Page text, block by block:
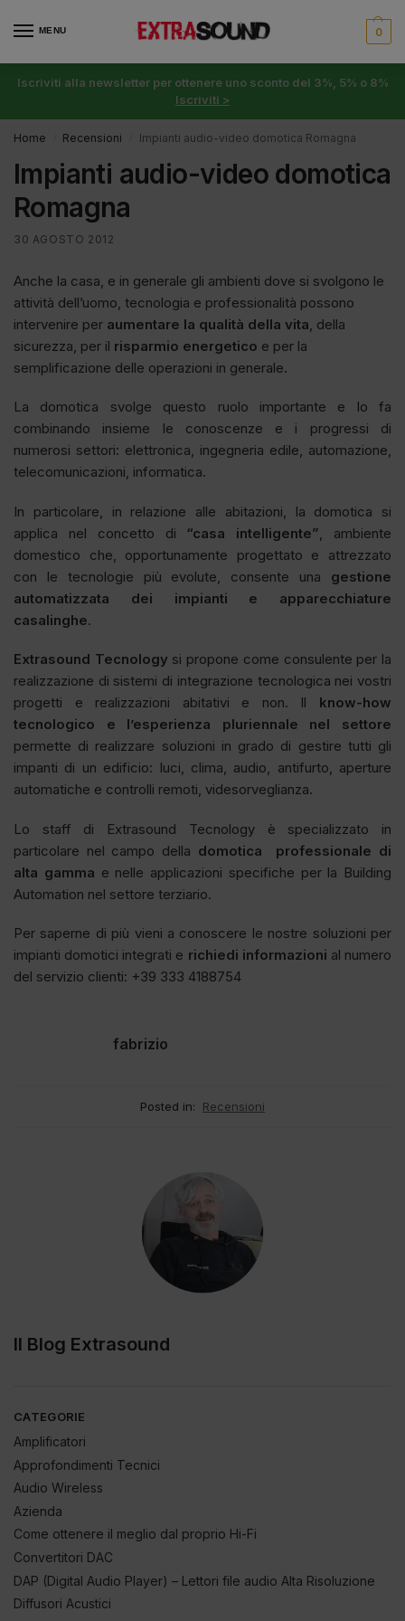
MENU 0
Iscriviti alla newsletter per ottenere uno sconto del 3%, 5% o 8%
Iscriviti >
Home Recensioni Impianti audio-video domotica Romagna
Impianti audio-video domotica
Romagna
30 AGOSTO 2012
Anche la casa, e in generale gli ambienti dove si svolgono le
attività dell’uomo, tecnologia e professionalità possono
intervenire per aumentare la qualità della vita, della
sicurezza, per il risparmio energetico e per la
semplificazione delle operazioni in generale.
La domotica svolge questo ruolo importante e lo fa
combinando insieme le conoscenze e i progressi di
numerosi settori: elettronica, ingegneria edile, automazione,
telecomunicazioni, informatica.
In particolare, in relazione alle abitazioni, la domotica si
applica nel concetto di “casa intelligente”, ambiente
domestico che, opportunamente progettato e attrezzato
con le tecnologie più evolute, consente una gestione
automatizzata dei impianti e apparecchiature
casalinghe.
Extrasound Tecnology si propone come consulente per la
realizzazione di sistemi di integrazione tecnologica nei vostri
progetti e realizzazioni abitativi e non. Il know-how
tecnologico e l’esperienza pluriennale nel settore
permette di realizzare soluzioni in grado di gestire tutti gli
impanti di un edificio: luci, clima, audio, antifurto, aperture
automatiche e controlli remoti, videsorveglianza.
Lo staff di Extrasound Tecnology è specializzato in
particolare nel campo della domotica professionale di
alta gamma e nelle applicazioni specifiche per la Building
Automation nel settore terziario.
Per saperne di più vieni a conoscere le nostre soluzioni per
impianti domotici integrati e richiedi informazioni al numero
del servizio clienti: +39 333 4188754
fabrizio
Posted in: Recensioni
Il Blog Extrasound
CATEGORIE
Amplificatori
Approfondimenti Tecnici
Audio Wireless
Azienda
Come ottenere il meglio dal proprio Hi-Fi
Convertitori DAC
DAP (Digital Audio Player) – Lettori file audio Alta Risoluzione
Diffusori Acustici